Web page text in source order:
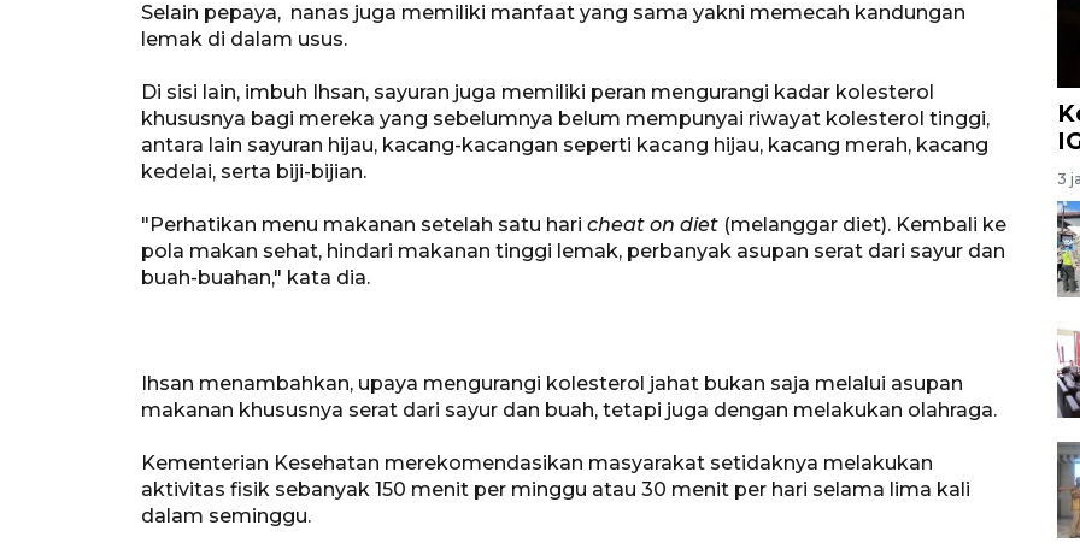
Selain pepaya, nanas juga memiliki manfaat yang sama yakni memecah kandungan
lemak di dalam usus.
Di sisi lain, imbuh Ihsan, sayuran juga memiliki peran mengurangi kadar kolesterol
khususnya bagi mereka yang sebelumnya belum mempunyai riwayat kolesterol tinggi,
antara lain sayuran hijau, kacang-kacangan seperti kacang hijau, kacang merah, kacang
kedelai, serta biji-bijian.
"Perhatikan menu makanan setelah satu hari cheat on diet (melanggar diet). Kembali ke
pola makan sehat, hindari makanan tinggi lemak, perbanyak asupan serat dari sayur dan
buah-buahan," kata dia.
Ihsan menambahkan, upaya mengurangi kolesterol jahat bukan saja melalui asupan
makanan khususnya serat dari sayur dan buah, tetapi juga dengan melakukan olahraga.
Kementerian Kesehatan merekomendasikan masyarakat setidaknya melakukan
aktivitas fisik sebanyak 150 menit per minggu atau 30 menit per hari selama lima kali
dalam seminggu.
3